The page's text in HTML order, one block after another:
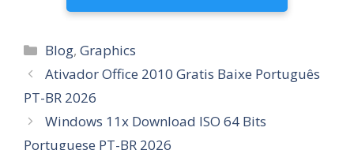
Categorias
Blog,Graphics
Ativador Office 2010 Gratis Baixe Português
PT-BR 2026
Windows 11x Download ISO 64 Bits
Portuguese PT-BR 2026